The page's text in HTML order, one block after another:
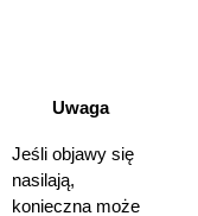
Uwaga
Jeśli objawy się
nasilają,
konieczna może